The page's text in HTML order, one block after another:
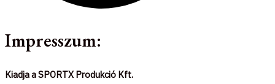
Impresszum:
Kiadja a SPORTX Produkció Kft.